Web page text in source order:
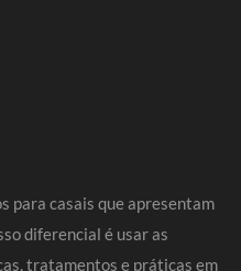
para casais que apresentam
diferencial é usar as
tratamentos e práticas em